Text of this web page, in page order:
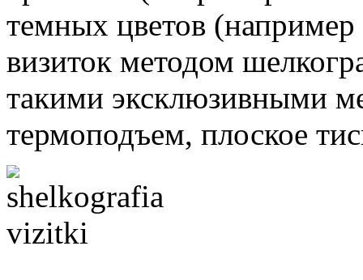
темных цветов
визиток методом
такими эксклюзивными
термоподъем, плоское